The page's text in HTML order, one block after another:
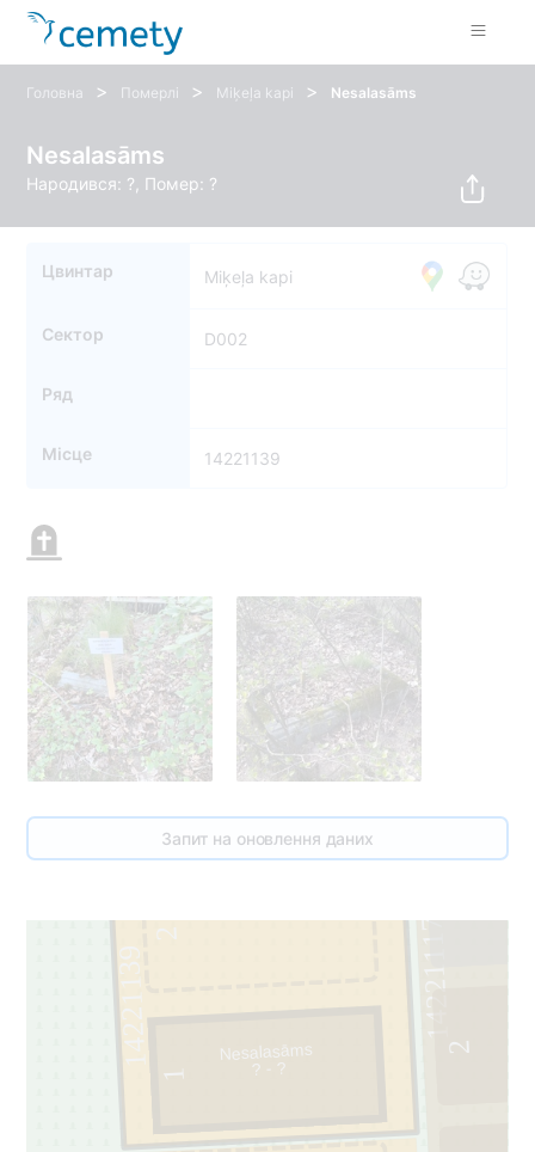
Головна > Померлі > Miķeļa kapi > Nesalasāms
Nesalasāms
Народився: ?, Помер: ?
Цвинтар Miķeļa kapi
Сектор D002
Ряд
Місце 14221139
Запит на оновлення даних
14221117
14221139 2
1
2
Nesalasāms
? - ?